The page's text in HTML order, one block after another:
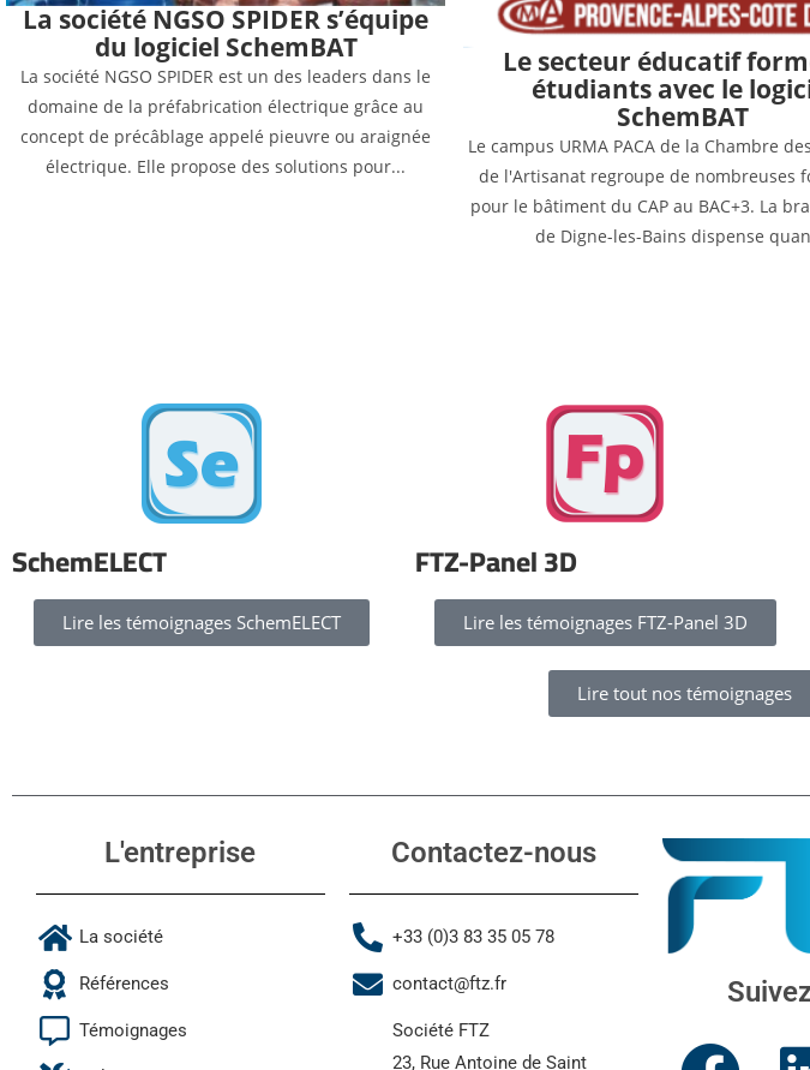
La société NGSO SPIDER s’équipe
du logiciel SchemBAT
La société NGSO SPIDER est un des leaders dans le
domaine de la préfabrication électrique grâce au
concept de précâblage appelé pieuvre ou araignée
électrique. Elle propose des solutions pour...
Le secteur éducatif
étudiants avec le
SchemBAT
Le campus URMA PACA de la Chambre
de l'Artisanat regroupe de nombreuses
pour le bâtiment du CAP au BAC+3. La
de Digne-les-Bains dispense
SchemELECT
Lire les témoignages SchemELECT
FTZ-Panel 3D
Lire les témoignages FTZ-Panel 3D
Lire tout nos témoignages
L'entreprise
La société
Références
Témoignages
Contactez-nous
+33 (0)3 83 35 05 78
contact@ftz.fr
Société FTZ
23, Rue Antoine de Saint